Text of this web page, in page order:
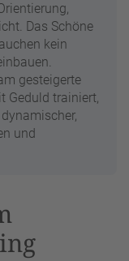
Das Schöne
kein
gesteigerte
Geduld trainiert,
und